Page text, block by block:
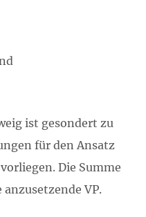
ist gesondert zu
für den Ansatz
Die Summe
VP.